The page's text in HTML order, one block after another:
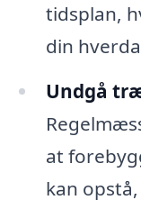
tidsplan,
din
Undgå
at
kan